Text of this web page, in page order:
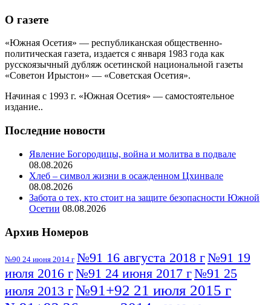
О газете
«Южная Осетия» — республиканская общественно-
политическая газета, издается с января 1983 года как
русскоязычный дубляж осетинской национальной газеты
«Советон Ирыстон» — «Советская Осетия».
Начиная с 1993 г. «Южная Осетия» — самостоятельное
издание..
Последние новости
Явление Богородицы, война и молитва в подвале
08.08.2026
Хлеб – символ жизни в осажденном Цхинвале
08.08.2026
Забота о тех, кто стоит на защите безопасности Южной
Осетии 08.08.2026
Архив Номеров
№90 24 июня 2014 г №91 16 августа 2018 г№91 19
июля 2016 г№91 24 июня 2017 г№91 25
июля 2013 г№91+92 21 июля 2015 г